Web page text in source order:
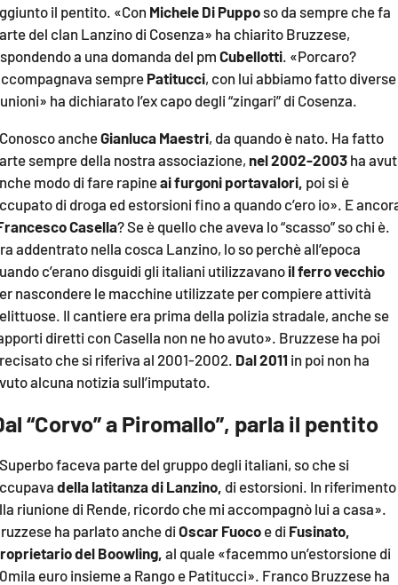
il pentito. «Con Michele Di Pupposo da sempre che fa
del clan Lanzino di Cosenza» ha chiarito Bruzzese,
a una domanda del pm Cubellotti. «Porcaro?
semprePatitucci, con lui abbiamo fatto diverse
ha dichiarato l’ex capo degli “zingari” di Cosenza.
ancheGianluca Maestri, da quando è nato. Ha fatto
sempre della nostra associazione, nel 2002-2003 ha
modo di fare rapineai furgoni portavalori, poi si è
di droga ed estorsioni fino a quando c’ero io». E
Casella? Se è quello che aveva lo “scasso” so chi è.
addentrato nella cosca Lanzino, lo so perchè all’epoca
c’erano disguidi gli italiani utilizzavano il ferro vecchio
nascondere le macchine utilizzate per compiere attività
Il cantiere era prima della polizia stradale, anche se
diretti con Casella non ne ho avuto». Bruzzese ha poi
che si riferiva al 2001-2002. Dal 2011 in poi non ha
alcuna notizia sull’imputato.
“Corvo” a Piromallo”, parla il pentito
faceva parte del gruppo degli italiani, so che si
della latitanza di Lanzino, di estorsioni. In riferimento
riunione di Rende, ricordo che mi accompagnò lui a casa».
ha parlato anche diOscar Fuoco e di Fusinato,
del Boowling, al quale «facemmo un’estorsione di
euro insieme a Rango e Patitucci». Franco Bruzzese ha